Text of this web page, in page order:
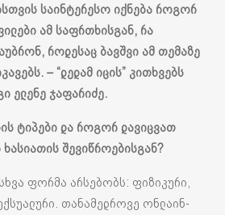
საინტერესო იქნება როგორ
ამ საფრთხისგან, რა
როდესაც ბავშვი ამ თემაზე
– “დედამ იცის” კითხვებს
ელენე ჯაფარიძე.
ტიპები და როგორ დავიცვათ
ხასიათის შევიწროებისგან?
ფორმა არსებობს: ფიზიკური,
თანამედროვე ონლაინ-